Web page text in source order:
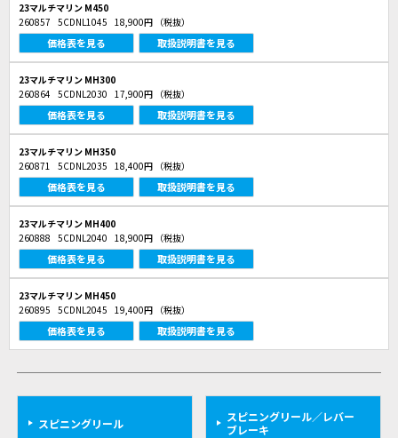
23マルチマリン M450
260857 5CDNL1045 18,900円 （税抜）
価格表を見る 取扱説明書を見る
23マルチマリン MH300
260864 5CDNL2030 17,900円 （税抜）
価格表を見る 取扱説明書を見る
23マルチマリン MH350
260871 5CDNL2035 18,400円 （税抜）
価格表を見る 取扱説明書を見る
23マルチマリン MH400
260888 5CDNL2040 18,900円 （税抜）
価格表を見る 取扱説明書を見る
23マルチマリン MH450
260895 5CDNL2045 19,400円 （税抜）
価格表を見る 取扱説明書を見る
スピニングリール
スピニングリール／レバー
ブレーキ